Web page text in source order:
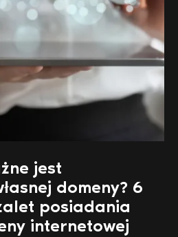
jest
domeny? 6
posiadania
internetowej